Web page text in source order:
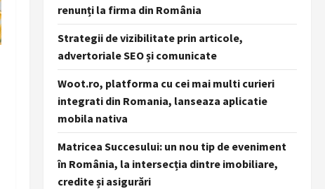
renunți la firma din România
Strategii de vizibilitate prin articole,
advertoriale SEO și comunicate
Woot.ro, platforma cu cei mai multi curieri
integrati din Romania, lanseaza aplicatie
mobila nativa
Matricea Succesului: un nou tip de eveniment
în România, la intersecția dintre imobiliare,
credite și asigurări